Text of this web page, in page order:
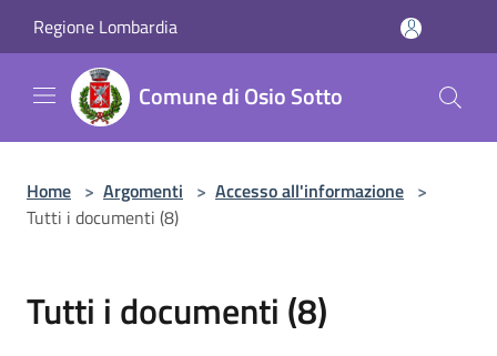
Regione Lombardia
Comune di Osio Sotto
Home > Argomenti > Accesso all'informazione >
Tutti i documenti (8)
Tutti i documenti (8)